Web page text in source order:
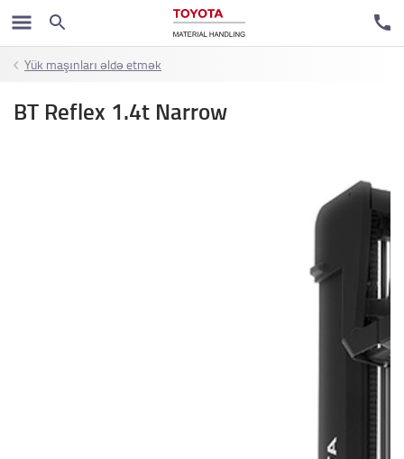
Yük maşınları əldə etmək
BT Reflex 1.4t Narrow